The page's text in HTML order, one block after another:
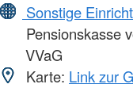
Sonstige
Pensionskasse
VVaG
Karte: Link zur